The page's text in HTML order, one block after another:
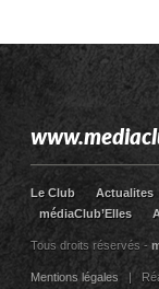
Le Club Actualites
médiaClub’Elles
Tous droits réservés -
Mentions légales|